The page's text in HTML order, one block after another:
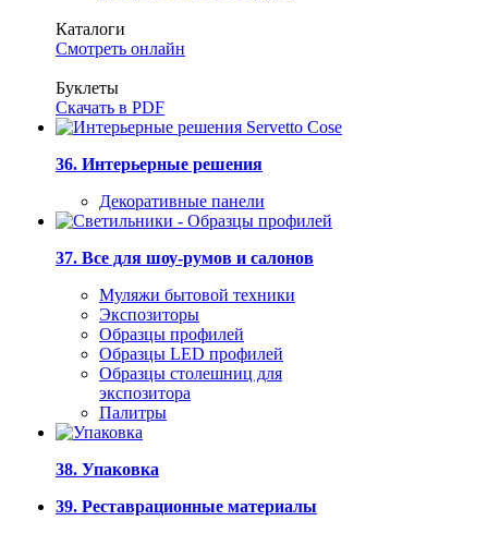
Каталоги
Смотреть онлайн
Буклеты
Скачать в PDF
36. Интерьерные решения
Декоративные панели
37. Все для шоу-румов и салонов
Муляжи бытовой техники
Экспозиторы
Образцы профилей
Образцы LED профилей
Образцы столешниц для
экспозитора
Палитры
38. Упаковка
39. Реставрационные материалы